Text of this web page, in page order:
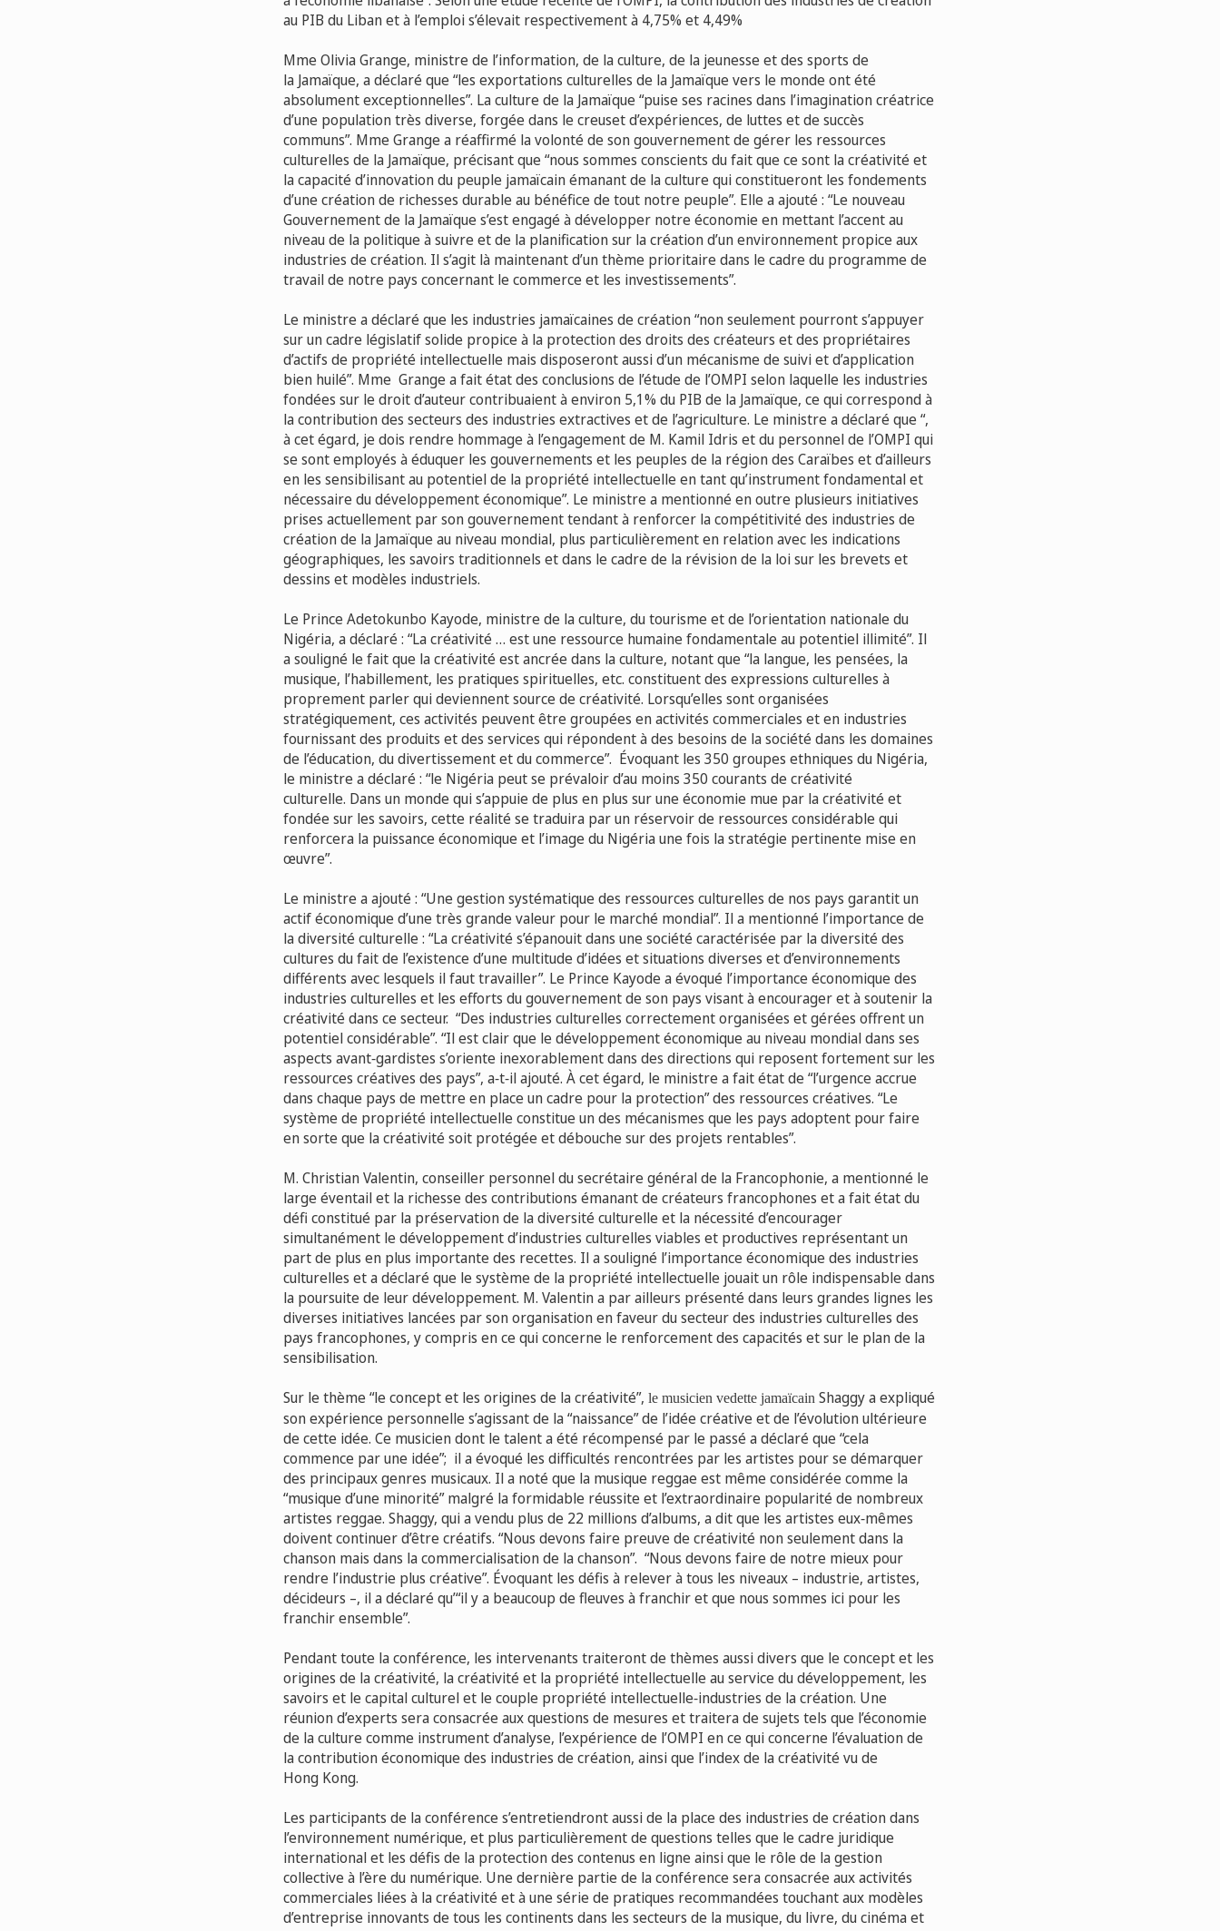
au PIB du Liban et à l’emploi s’élevait respectivement à 4,75% et 4,49%
Mme Olivia Grange, ministre de l’information, de la culture, de la jeunesse et des sports de
la Jamaïque, a déclaré que “les exportations culturelles de la Jamaïque vers le monde ont été
absolument exceptionnelles”. La culture de la Jamaïque “puise ses racines dans l’imagination créatrice
d’une population très diverse, forgée dans le creuset d’expériences, de luttes et de succès
communs”. Mme Grange a réaffirmé la volonté de son gouvernement de gérer les ressources
culturelles de la Jamaïque, précisant que “nous sommes conscients du fait que ce sont la créativité et
la capacité d’innovation du peuple jamaïcain émanant de la culture qui constitueront les fondements
d’une création de richesses durable au bénéfice de tout notre peuple”. Elle a ajouté : “Le nouveau
Gouvernement de la Jamaïque s’est engagé à développer notre économie en mettant l’accent au
niveau de la politique à suivre et de la planification sur la création d’un environnement propice aux
industries de création. Il s’agit là maintenant d’un thème prioritaire dans le cadre du programme de
travail de notre pays concernant le commerce et les investissements”.
Le ministre a déclaré que les industries jamaïcaines de création “non seulement pourront s’appuyer
sur un cadre législatif solide propice à la protection des droits des créateurs et des propriétaires
d’actifs de propriété intellectuelle mais disposeront aussi d’un mécanisme de suivi et d’application
bien huilé”. Mme Grange a fait état des conclusions de l’étude de l’OMPI selon laquelle les industries
fondées sur le droit d’auteur contribuaient à environ 5,1% du PIB de la Jamaïque, ce qui correspond à
la contribution des secteurs des industries extractives et de l’agriculture. Le ministre a déclaré que “,
à cet égard, je dois rendre hommage à l’engagement de M. Kamil Idris et du personnel de l’OMPI qui
se sont employés à éduquer les gouvernements et les peuples de la région des Caraïbes et d’ailleurs
en les sensibilisant au potentiel de la propriété intellectuelle en tant qu’instrument fondamental et
nécessaire du développement économique”. Le ministre a mentionné en outre plusieurs initiatives
prises actuellement par son gouvernement tendant à renforcer la compétitivité des industries de
création de la Jamaïque au niveau mondial, plus particulièrement en relation avec les indications
géographiques, les savoirs traditionnels et dans le cadre de la révision de la loi sur les brevets et
dessins et modèles industriels.
Le Prince Adetokunbo Kayode, ministre de la culture, du tourisme et de l’orientation nationale du
Nigéria, a déclaré : “La créativité … est une ressource humaine fondamentale au potentiel illimité”. Il
a souligné le fait que la créativité est ancrée dans la culture, notant que “la langue, les pensées, la
musique, l’habillement, les pratiques spirituelles, etc. constituent des expressions culturelles à
proprement parler qui deviennent source de créativité. Lorsqu’elles sont organisées
stratégiquement, ces activités peuvent être groupées en activités commerciales et en industries
fournissant des produits et des services qui répondent à des besoins de la société dans les domaines
de l’éducation, du divertissement et du commerce”. Évoquant les 350 groupes ethniques du Nigéria,
le ministre a déclaré : “le Nigéria peut se prévaloir d’au moins 350 courants de créativité
culturelle. Dans un monde qui s’appuie de plus en plus sur une économie mue par la créativité et
fondée sur les savoirs, cette réalité se traduira par un réservoir de ressources considérable qui
renforcera la puissance économique et l’image du Nigéria une fois la stratégie pertinente mise en
œuvre”.
Le ministre a ajouté : “Une gestion systématique des ressources culturelles de nos pays garantit un
actif économique d’une très grande valeur pour le marché mondial”. Il a mentionné l’importance de
la diversité culturelle : “La créativité s’épanouit dans une société caractérisée par la diversité des
cultures du fait de l’existence d’une multitude d’idées et situations diverses et d’environnements
différents avec lesquels il faut travailler”. Le Prince Kayode a évoqué l’importance économique des
industries culturelles et les efforts du gouvernement de son pays visant à encourager et à soutenir la
créativité dans ce secteur. “Des industries culturelles correctement organisées et gérées offrent un
potentiel considérable”. “Il est clair que le développement économique au niveau mondial dans ses
aspects avant‑gardistes s’oriente inexorablement dans des directions qui reposent fortement sur les
ressources créatives des pays”, a‑t‑il ajouté. À cet égard, le ministre a fait état de “l’urgence accrue
dans chaque pays de mettre en place un cadre pour la protection” des ressources créatives. “Le
système de propriété intellectuelle constitue un des mécanismes que les pays adoptent pour faire
en sorte que la créativité soit protégée et débouche sur des projets rentables”.
M. Christian Valentin, conseiller personnel du secrétaire général de la Francophonie, a mentionné le
large éventail et la richesse des contributions émanant de créateurs francophones et a fait état du
défi constitué par la préservation de la diversité culturelle et la nécessité d’encourager
simultanément le développement d’industries culturelles viables et productives représentant un
part de plus en plus importante des recettes. Il a souligné l’importance économique des industries
culturelles et a déclaré que le système de la propriété intellectuelle jouait un rôle indispensable dans
la poursuite de leur développement. M. Valentin a par ailleurs présenté dans leurs grandes lignes les
diverses initiatives lancées par son organisation en faveur du secteur des industries culturelles des
pays francophones, y compris en ce qui concerne le renforcement des capacités et sur le plan de la
sensibilisation.
Sur le thème “le concept et les origines de la créativité”, le musicien vedette jamaïcain Shaggy a expliqué
son expérience personnelle s’agissant de la “naissance” de l’idée créative et de l’évolution ultérieure
de cette idée. Ce musicien dont le talent a été récompensé par le passé a déclaré que “cela
commence par une idée”; il a évoqué les difficultés rencontrées par les artistes pour se démarquer
des principaux genres musicaux. Il a noté que la musique reggae est même considérée comme la
“musique d’une minorité” malgré la formidable réussite et l’extraordinaire popularité de nombreux
artistes reggae. Shaggy, qui a vendu plus de 22 millions d’albums, a dit que les artistes eux‑mêmes
doivent continuer d’être créatifs. “Nous devons faire preuve de créativité non seulement dans la
chanson mais dans la commercialisation de la chanson”. “Nous devons faire de notre mieux pour
rendre l’industrie plus créative”. Évoquant les défis à relever à tous les niveaux – industrie, artistes,
décideurs –, il a déclaré qu’“il y a beaucoup de fleuves à franchir et que nous sommes ici pour les
franchir ensemble”.
Pendant toute la conférence, les intervenants traiteront de thèmes aussi divers que le concept et les
origines de la créativité, la créativité et la propriété intellectuelle au service du développement, les
savoirs et le capital culturel et le couple propriété intellectuelle‑industries de la création. Une
réunion d’experts sera consacrée aux questions de mesures et traitera de sujets tels que l’économie
de la culture comme instrument d’analyse, l’expérience de l’OMPI en ce qui concerne l’évaluation de
la contribution économique des industries de création, ainsi que l’index de la créativité vu de
Hong Kong.
Les participants de la conférence s’entretiendront aussi de la place des industries de création dans
l’environnement numérique, et plus particulièrement de questions telles que le cadre juridique
international et les défis de la protection des contenus en ligne ainsi que le rôle de la gestion
collective à l’ère du numérique. Une dernière partie de la conférence sera consacrée aux activités
commerciales liées à la créativité et à une série de pratiques recommandées touchant aux modèles
d’entreprise innovants de tous les continents dans les secteurs de la musique, du livre, du cinéma et